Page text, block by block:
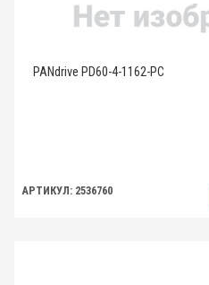
PANdrive PD60-4-1162-PC
АРТИКУЛ: 2536760